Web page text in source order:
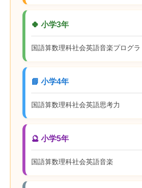
🍀 小学3年
国語算数理科社会英語音楽プログ
📘 小学4年
国語算数理科社会英語思考力
🔮 小学5年
国語算数理科社会英語音楽